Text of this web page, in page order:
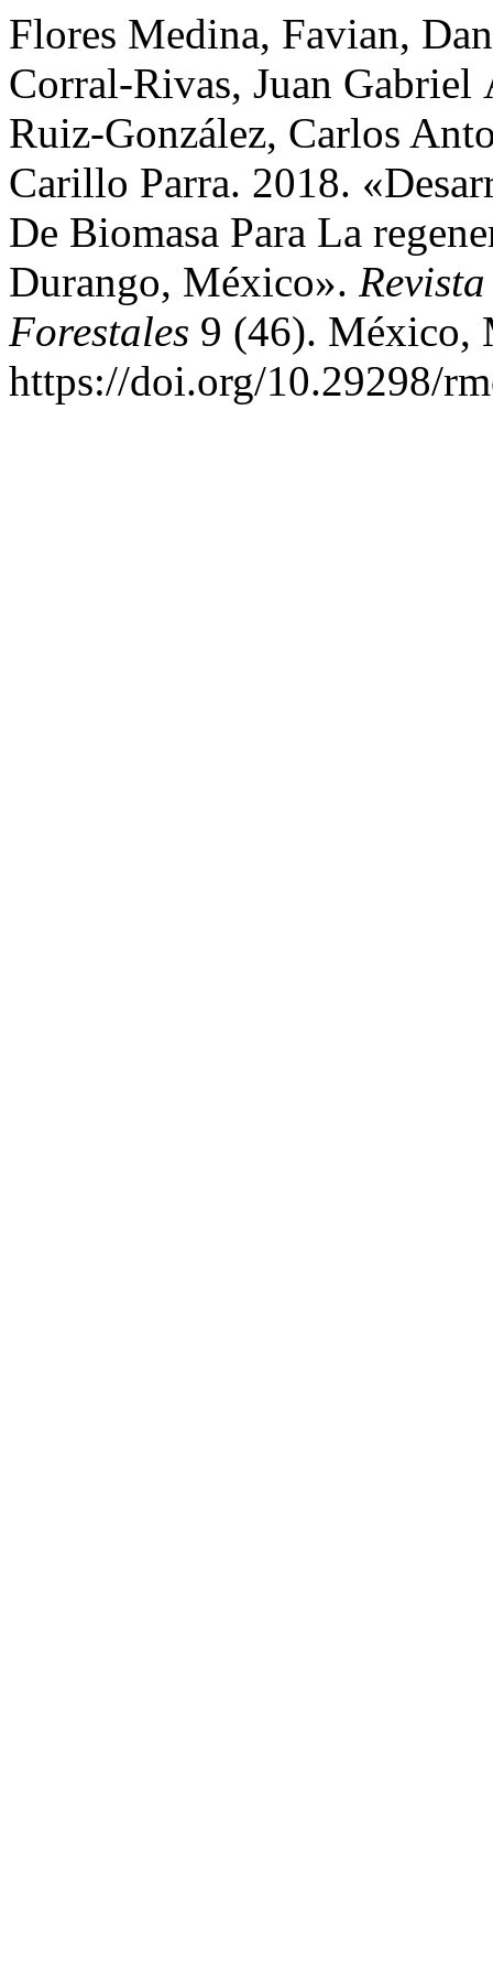
Flores Medina, Favian,
Corral-Rivas, Juan
Ruiz-González, Carlos
Carillo Parra. 2018.
De Biomasa Para La
Durango, México».
Forestales 9 (46). México,
https://doi.org/10.29298/